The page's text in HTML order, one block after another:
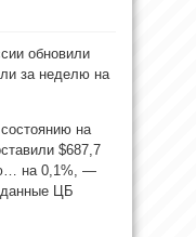
обновили
за неделю на
на
$687,7
на 0,1%, —
ЦБ